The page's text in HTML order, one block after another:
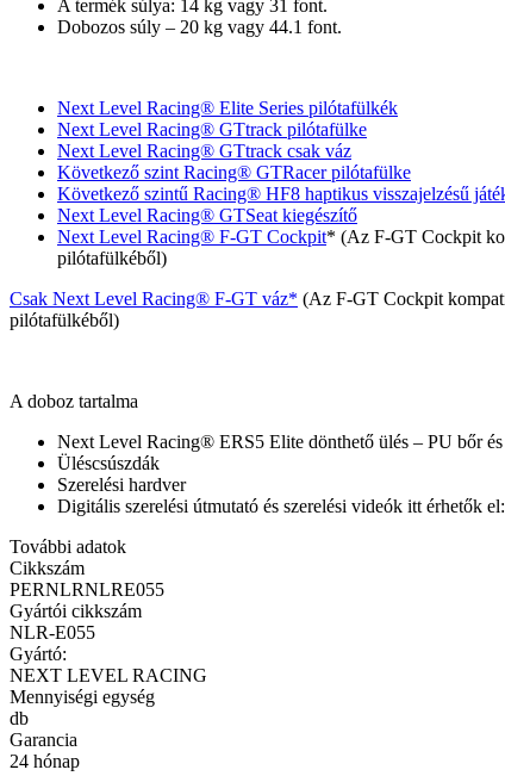
A termék súlya: 14 kg vagy 31 font.
Dobozos súly – 20 kg vagy 44.1 font.
Next Level Racing® Elite Series pilótafülkék
Next Level Racing® GTtrack pilótafülke
Next Level Racing® GTtrack csak váz
Következő szint Racing® GTRacer pilótafülke
Következő szintű Racing® HF8 haptikus visszajelzésű
Next Level Racing® GTSeat kiegészítő
Next Level Racing® F-GT Cockpit* (Az F-GT Cockpit
pilótafülkéből)
Csak Next Level Racing® F-GT váz* (Az F-GT Cockpit
pilótafülkéből)
A doboz tartalma
Next Level Racing® ERS5 Elite dönthető ülés – PU bőr
Üléscsúszdák
Szerelési hardver
Digitális szerelési útmutató és szerelési videók itt érhetők el:
További adatok
Cikkszám
PERNLRNLRE055
Gyártói cikkszám
NLR-E055
Gyártó:
NEXT LEVEL RACING
Mennyiségi egység
db
Garancia
24 hónap